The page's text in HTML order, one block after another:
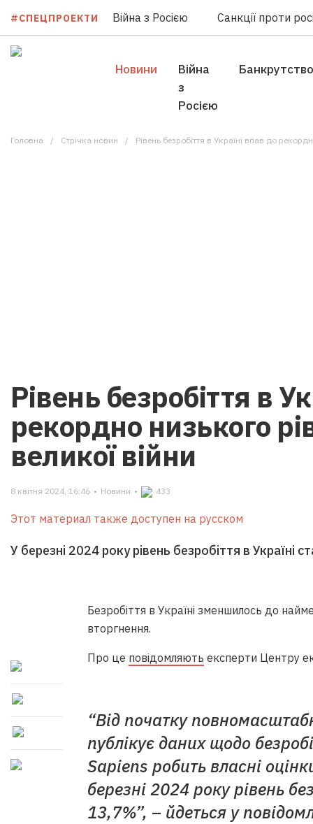
#СПЕЦПРОЕКТИ Війна з Росією Санкції проти
Новини
Війна
з
Росією
Банкрутство
Головна Стрічка новин Рівень безробіття в Україні впав до
Рівень безробіття в
рекордно низького
великої війни
8 квітня 2024, 16:46 • Новини • 433
Этот материал также доступен на русском
У березні 2024 року рівень безробіття в Україні
Безробіття в Україні зменшилось до
вторгнення.
Про це повідомляють експерти Центру
“Від початку
публікує даних щодо
Sapiens робить власні
березні 2024 року рівень
13,7%”, – йдеться у